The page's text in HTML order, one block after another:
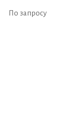
По запросу